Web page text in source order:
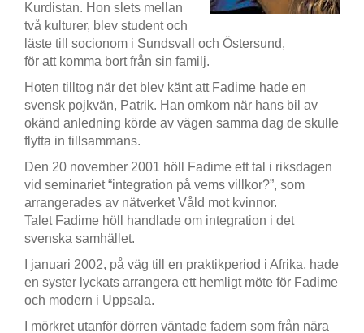
Kurdistan. Hon slets mellan
två kulturer, blev student och
läste till socionom i Sundsvall och Östersund,
för att komma bort från sin familj.
Hoten tilltog när det blev känt att Fadime hade en
svensk pojkvän, Patrik. Han omkom när hans bil av
okänd anledning körde av vägen samma dag de skulle
flytta in tillsammans.
Den 20 november 2001 höll Fadime ett tal i riksdagen
vid seminariet “integration på vems villkor?”, som
arrangerades av nätverket Våld mot kvinnor.
Talet Fadime höll handlade om integration i det
svenska samhället.
I januari 2002, på väg till en praktikperiod i Afrika, hade
en syster lyckats arrangera ett hemligt möte för Fadime
och modern i Uppsala.
I mörkret utanför dörren väntade fadern som från nära